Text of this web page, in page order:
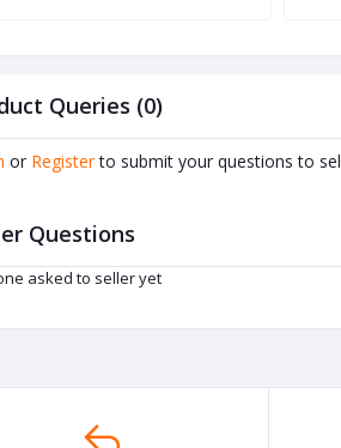
Queries (0)
or Register to submit your questions to
Questions
asked to seller yet